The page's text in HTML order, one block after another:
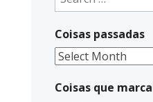
for:
Coisas passadas
Coisas
Coisas que